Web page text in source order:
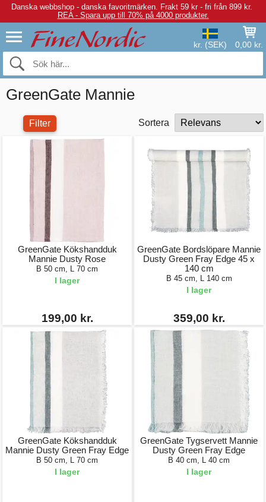
Danska webbshop - danska favoritmärken. Frakt 59 kr - fri från 899 kr.
REA - Spara upp till 70% på 4000 produkter.
kr. (SEK) 0,00 kr.
GreenGate Mannie
Filter Sortera
GreenGate Kökshandduk
Mannie Dusty Rose
B 50 cm, L 70 cm
I lager
199,00 kr.
GreenGate Bordslöpare Mannie
Dusty Green Fray Edge 45 x
140 cm
B 45 cm, L 140 cm
I lager
359,00 kr.
GreenGate Kökshandduk
Mannie Dusty Green Fray Edge
B 50 cm, L 70 cm
I lager
GreenGate Tygservett Mannie
Dusty Green Fray Edge
B 40 cm, L 40 cm
I lager